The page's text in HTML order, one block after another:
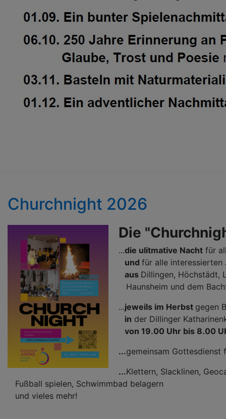
Churchnight 2026
Die
...die ulitmative Nacht für
und für alle interessierten
aus Dillingen, Höchstädt,
Haunsheim und dem
...jeweils im Herbst gegen
in der Dillinger
von 19.00 Uhr bis 8.00
...gemeinsam Gottesdienst
...Klettern, Slacklinen,
Fußball spielen, Schwimmbad belagern
und vieles mehr!